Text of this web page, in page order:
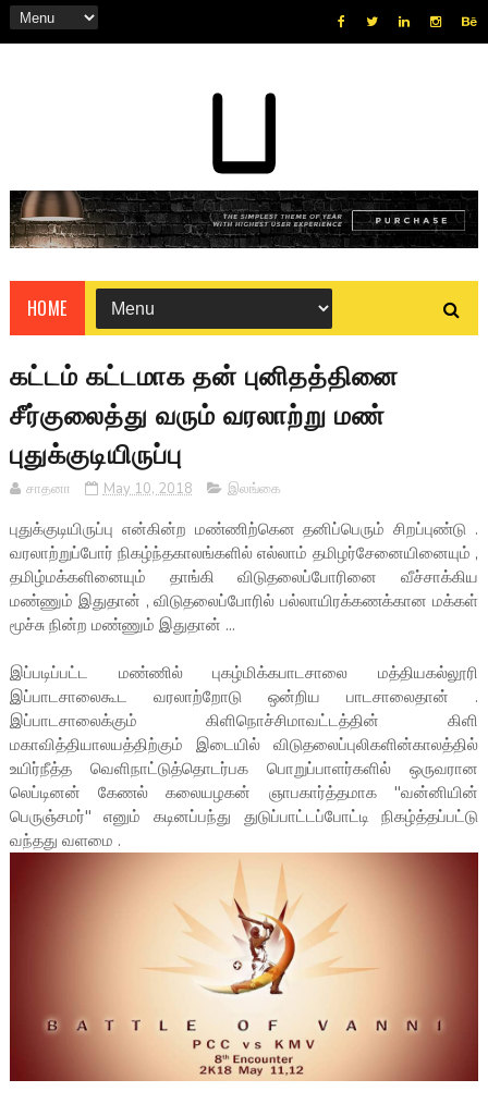
HOME
கட்டம் கட்டமாக தன் புனிதத்தினை
சீர்குலைத்து வரும் வரலாற்று மண்
புதுக்குடியிருப்பு
சாதனா May 10, 2018 இலங்கை
புதுக்குடியிருப்பு என்கின்ற மண்ணிற்கென தனிப்பெரும் சிறப்புண்டு .
வரலாற்றுப்போர் நிகழ்ந்தகாலங்களில் எல்லாம் தமிழர்சேனையினையும் ,
தமிழ்மக்களினையும் தாங்கி விடுதலைப்போரினை வீச்சாக்கிய
மண்ணும் இதுதான் , விடுதலைப்போரில் பல்லாயிரக்கணக்கான மக்கள்
மூச்சு நின்ற மண்ணும் இதுதான் ...
இப்படிப்பட்ட மண்ணில் புகழ்மிக்கபாடசாலை மத்தியகல்லூரி
இப்பாடசாலைகூட வரலாற்றோடு ஒன்றிய பாடசாலைதான் .
இப்பாடசாலைக்கும் கிளிநொச்சிமாவட்டத்தின் கிளி
மகாவித்தியாலயத்திற்கும் இடையில் விடுதலைப்புலிகளின்காலத்தில்
உயிர்நீத்த வெளிநாட்டுத்தொடர்பக பொறுப்பாளர்களில் ஒருவரான
லெப்டினன் கேணல் கலையழகன் ஞாபகார்த்தமாக "வன்னியின்
பெருஞ்சமர்" எனும் கடினப்பந்து துடுப்பாட்டப்போட்டி நிகழ்த்தப்பட்டு
வந்தது வளமை .